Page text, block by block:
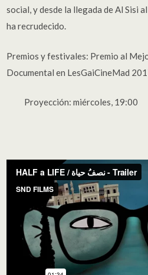
social, y desde la llegada de Al Sisi
ha recrudecido.
Premios y festivales: Premio al
Documental en LesGaiCineMad
Proyección: miércoles, 19:00